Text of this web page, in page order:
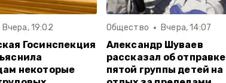
Вчера, 19:02
Госинспекция
некоторые
Общество Вчера, 14:07
Александр Шуваев
рассказал об отправке
пятой группы детей на